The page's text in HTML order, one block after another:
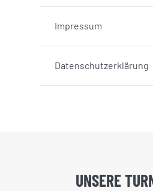
Impressum
Datenschutzerklärung
UNSERE